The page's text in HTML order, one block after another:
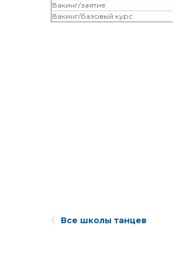
Вакинг/заятие
Вакинг/базовый курс
Все школы танцев